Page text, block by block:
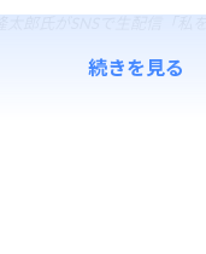
太郎氏がSNSで生配信「
続きを見る